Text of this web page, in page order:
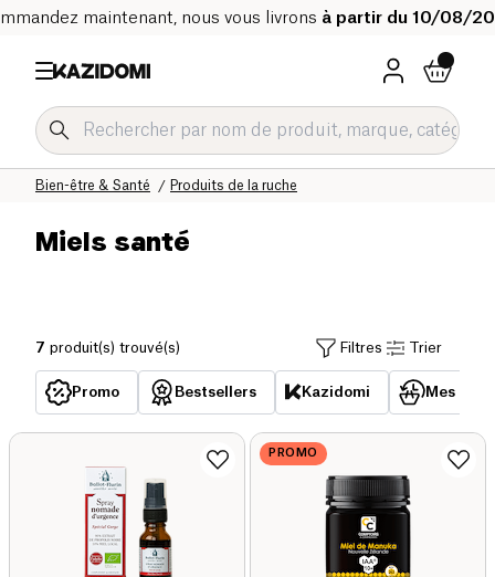
maintenant, nous vous livrons à partir du 10/08/
Produits de la ruche
Bien-être & Santé
Notre catalogue bio
Accueil
Miels santé
7 produit(s) trouvé(s) Filtres Trier
Promo Bestsellers Kazidomi Mes
PROMO